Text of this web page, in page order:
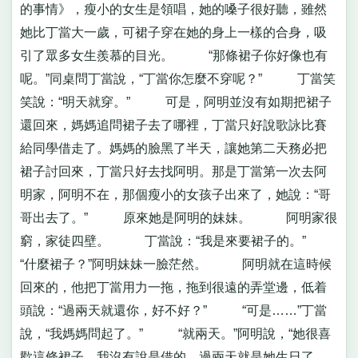
的事情》，瘦小的女生是領唱，她的嗓子很好聽，雖然
她比丁當大一歲，可裙子穿在她的身上一樣的合身，吸
引了眾多女生羨慕的目光。 “那條裙子你好像也有
呢。”同桌問丁當說，“丁當你怎麼不穿呢？” 丁當笑
笑說：“明天就穿。” 可是，阿明並沒有如期把裙子
還回來，媽媽追問裙子去了哪裡，丁當只好說歌詠比賽
給同學借走了。媽媽的臉黑了半天，讓她第二天務必把
裙子討回來，丁當只好去找阿明。那是丁當第一次去阿
明家，阿明不在，那個瘦小的女孩子出來了，她說：“哥
哥出去了。” 原來她是阿明的妹妹。 阿明家很
窮，家徒四壁。 丁當說：“我是來要裙子的。”
“什麼裙子？”阿明妹妹一臉茫然。 阿明就在這時候
回來的，他把丁當用力一拖，拖到很遠的弄堂邊，低着
頭說：“過兩天就還你，好不好？” “可是……”丁當
說，“我媽媽問起了。” “就兩天。”阿明說，“她很喜